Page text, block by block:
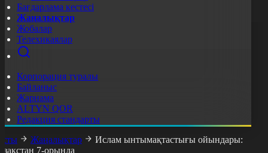
Бағдарлама кестесі
Жаңалықтар
Жобалар
Телехикаялар
Корпорация туралы
Байланыс
Жарнама
ALTYN QOR
Редакция стандарты
Жаңалықтар
Ислам ынтымақтастығы ойындары:
7-орында